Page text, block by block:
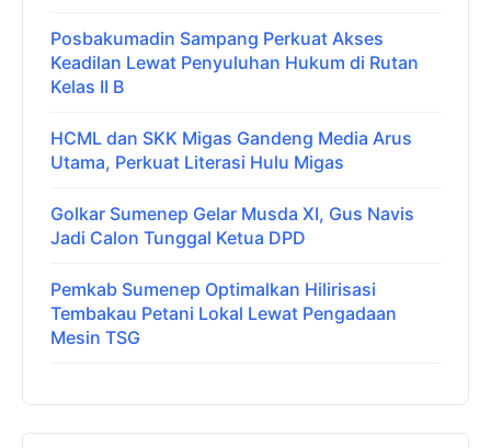
Posbakumadin Sampang Perkuat Akses
Keadilan Lewat Penyuluhan Hukum di Rutan
Kelas II B
HCML dan SKK Migas Gandeng Media Arus
Utama, Perkuat Literasi Hulu Migas
Golkar Sumenep Gelar Musda XI, Gus Navis
Jadi Calon Tunggal Ketua DPD
Pemkab Sumenep Optimalkan Hilirisasi
Tembakau Petani Lokal Lewat Pengadaan
Mesin TSG